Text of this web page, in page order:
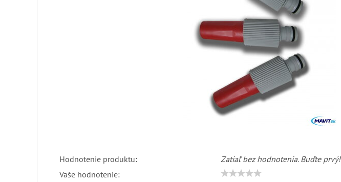
Hodnotenie produktu:
Zatiaľ bez hodnotenia. Buďte prvý!
Vaše hodnotenie: